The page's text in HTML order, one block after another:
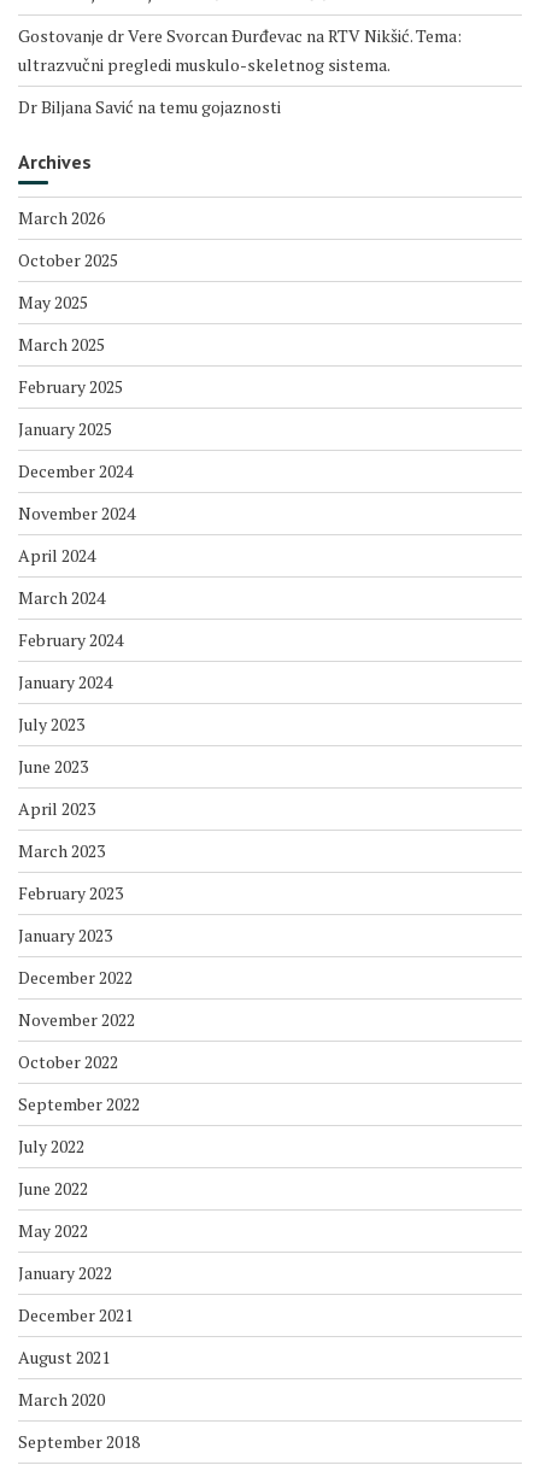
Gostovanje dr Vere Svorcan Ðurđevac na RTV Nikšić. Tema:
ultrazvučni pregledi muskulo-skeletnog sistema.
Dr Biljana Savić na temu gojaznosti
Archives
March 2026
October 2025
May 2025
March 2025
February 2025
January 2025
December 2024
November 2024
April 2024
March 2024
February 2024
January 2024
July 2023
June 2023
April 2023
March 2023
February 2023
January 2023
December 2022
November 2022
October 2022
September 2022
July 2022
June 2022
May 2022
January 2022
December 2021
August 2021
March 2020
September 2018